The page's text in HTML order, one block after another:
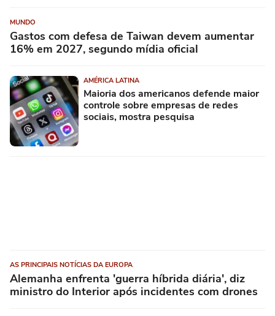
MUNDO
Gastos com defesa de Taiwan devem aumentar
16% em 2027, segundo mídia oficial
AMÉRICA LATINA
Maioria dos americanos defende maior
controle sobre empresas de redes
sociais, mostra pesquisa
AS PRINCIPAIS NOTÍCIAS DA EUROPA
Alemanha enfrenta 'guerra híbrida diária', diz
ministro do Interior após incidentes com drones